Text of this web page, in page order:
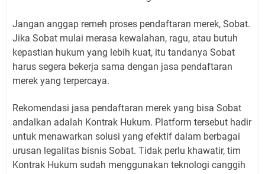
Jangan anggap remeh proses pendaftaran merek, Sobat.
Jika Sobat mulai merasa kewalahan, ragu, atau butuh
kepastian hukum yang lebih kuat, itu tandanya Sobat
harus segera bekerja sama dengan jasa pendaftaran
merek yang terpercaya.
Rekomendasi jasa pendaftaran merek yang bisa Sobat
andalkan adalah Kontrak Hukum. Platform tersebut hadir
untuk menawarkan solusi yang efektif dalam berbagai
urusan legalitas bisnis Sobat. Tidak perlu khawatir, tim
Kontrak Hukum sudah menggunakan teknologi canggih